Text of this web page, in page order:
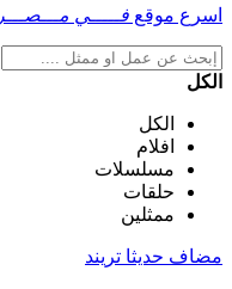
اسرع موقع فـــــي مـــصـــر
الكل
الكل
افلام
مسلسلات
حلقات
ممثلين
مضاف حديثا تريند